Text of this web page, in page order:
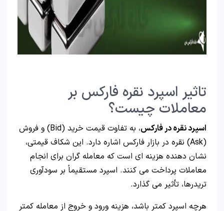
تاثیر اسپرد نقره فارکس بر
معاملات چیست؟
اسپرد نقره در فارکس
، به تفاوت قیمت خرید (Bid) و فروش
(Ask) نقره در بازار فارکس اشاره دارد. این شکاف قیمتی،
نشان دهنده هزینه ای است که معامله گران برای انجام
معاملات پرداخت می کنند. اسپرد مستقیماً بر سودآوری
تریدرها، تأثیر می گذارد.
هرچه اسپرد کمتر باشد، هزینه ورود و خروج از معامله کمتر